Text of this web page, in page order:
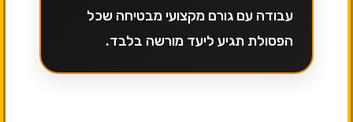
עבודה עם גורם מקצועי מבטיחה שכל
הפסולת תגיע ליעד מורשה בלבד.